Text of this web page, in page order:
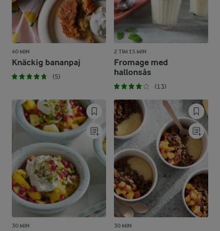
40 MIN
Knäckig bananpaj
(5)
2 TIM 15 MIN
Fromage med
hallonsås
(13)
30 MIN 30 MIN